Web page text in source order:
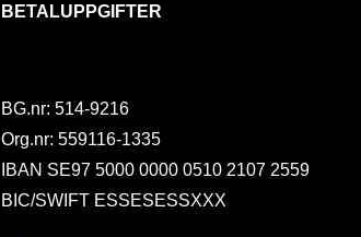
BETALUPPGIFTER
BG.nr: 514-9216
Org.nr: 559116-1335
IBAN SE97 5000 0000 0510 2107 2559
BIC/SWIFT ESSESESSXXX